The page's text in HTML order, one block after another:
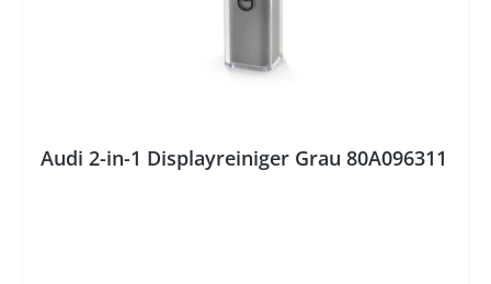
Audi 2-in-1 Displayreiniger Grau 80A096311